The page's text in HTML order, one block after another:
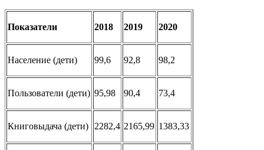
Показатели 2018 2019 2020
Население (дети) 99,6 92,8 98,2
Пользователи (дети) 95,98 90,4 73,4
Книговыдача (дети) 2282,4 2165,99 1383,33